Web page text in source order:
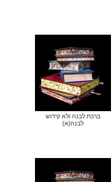
ברכת לבנה ולא קידוש
לבנה(א)